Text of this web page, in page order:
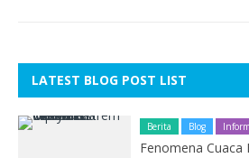
LATEST BLOG POST LIST
Berita Blog
Fenomena Cuaca